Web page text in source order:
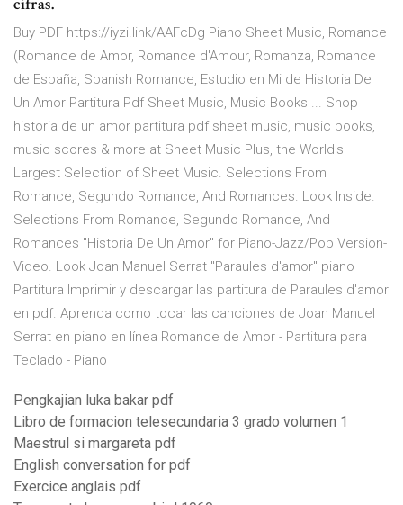
cifras.
Buy PDF https://iyzi.link/AAFcDg Piano Sheet Music, Romance
(Romance de Amor, Romance d'Amour, Romanza, Romance
de España, Spanish Romance, Estudio en Mi de Historia De
Un Amor Partitura Pdf Sheet Music, Music Books ... Shop
historia de un amor partitura pdf sheet music, music books,
music scores & more at Sheet Music Plus, the World's
Largest Selection of Sheet Music. Selections From
Romance, Segundo Romance, And Romances. Look Inside.
Selections From Romance, Segundo Romance, And
Romances "Historia De Un Amor" for Piano-Jazz/Pop Version-
Video. Look Joan Manuel Serrat "Paraules d'amor" piano
Partitura Imprimir y descargar las partitura de Paraules d'amor
en pdf. Aprenda como tocar las canciones de Joan Manuel
Serrat en piano en línea Romance de Amor - Partitura para
Teclado - Piano
Pengkajian luka bakar pdf
Libro de formacion telesecundaria 3 grado volumen 1
Maestrul si margareta pdf
English conversation for pdf
Exercice anglais pdf